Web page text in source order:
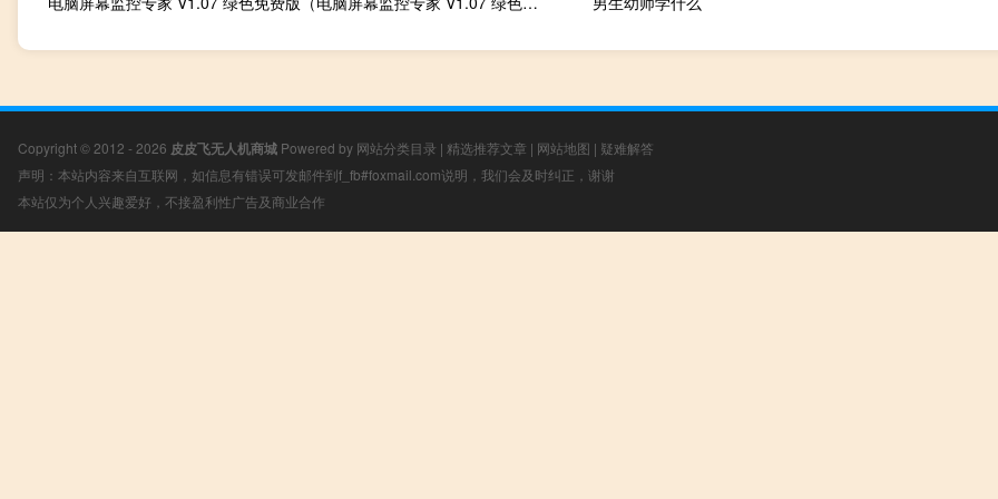
Copyright © 2012 - 2026 皮皮飞无人机商城 Powered by 网站分类目录 | 精选推荐文章 | 网站地图 | 疑难解答
声明：本站内容来自互联网，如信息有错误可发邮件到f_fb#foxmail.com说明，我们会及时纠正，谢谢
本站仅为个人兴趣爱好，不接盈利性广告及商业合作